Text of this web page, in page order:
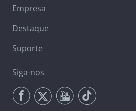
Empresa
Destaque
Suporte
Siga-nos